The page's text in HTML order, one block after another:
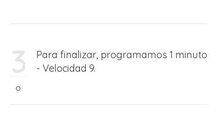
3
Para finalizar, programamos 1 minuto
- Velocidad 9.